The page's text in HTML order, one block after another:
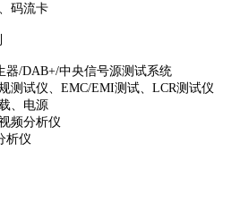
码流卡
器/DAB+/中央信号源测试系统
测试仪、EMC/EMI测试、LCR测试仪
、电源
频分析仪
析仪